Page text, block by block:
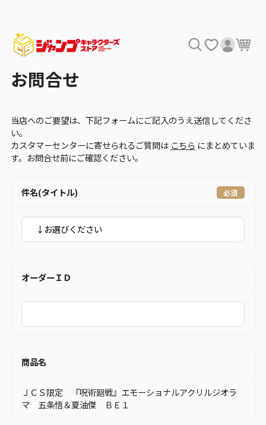
お問合せ
当店へのご要望は、下記フォームにご記入のうえ送信してくださ
い。
カスタマーセンターに寄せられるご質問は こちら にまとめていま
す。お問合せ前にご確認ください。
件名(タイトル)
オーダーＩＤ
商品名
ＪＣＳ限定 『呪術廻戦』エモーショナルアクリルジオラ
マ 五条悟＆夏油傑 ＢＥ１